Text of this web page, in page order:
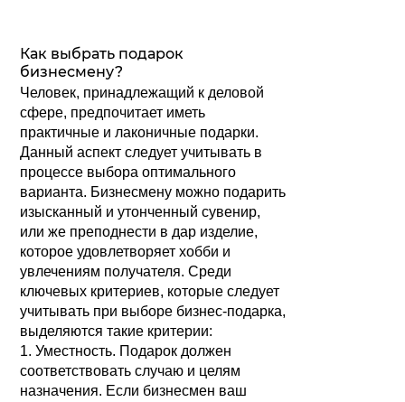
Как выбрать подарок
бизнесмену?
Человек, принадлежащий к деловой
сфере, предпочитает иметь
практичные и лаконичные подарки.
Данный аспект следует учитывать в
процессе выбора оптимального
варианта. Бизнесмену можно подарить
изысканный и утонченный сувенир,
или же преподнести в дар изделие,
которое удовлетворяет хобби и
увлечениям получателя. Среди
ключевых критериев, которые следует
учитывать при выборе бизнес-подарка,
выделяются такие критерии:
1. Уместность. Подарок должен
соответствовать случаю и целям
назначения. Если бизнесмен ваш